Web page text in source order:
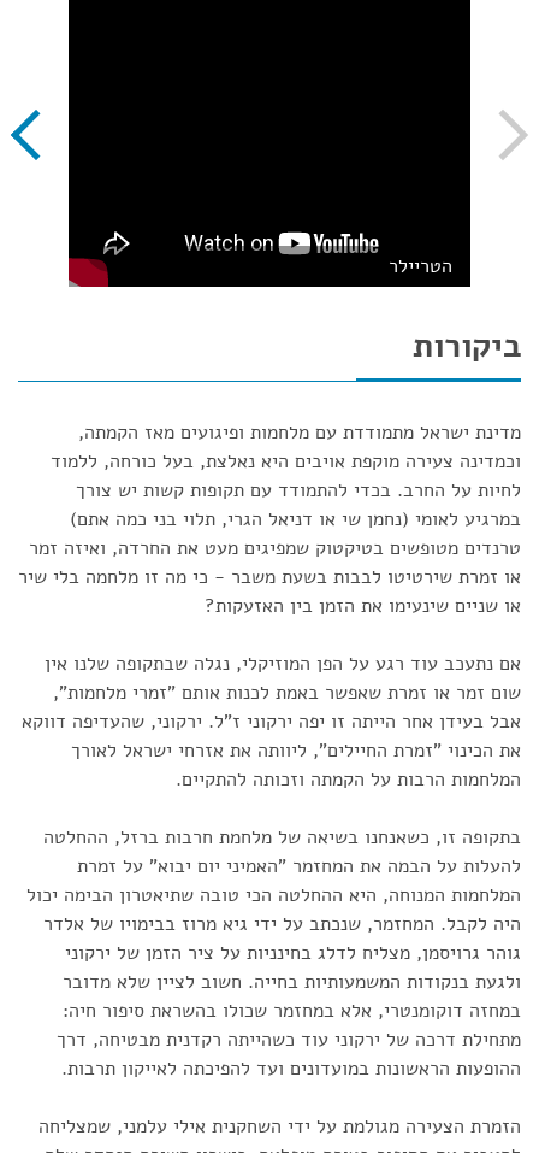
הטריילר
ביקורות
מדינת ישראל מתמודדת עם מלחמות ופיגועים מאז הקמתה,
וכמדינה צעירה מוקפת אויבים היא נאלצת, בעל כורחה, ללמוד
לחיות על החרב. בכדי להתמודד עם תקופות קשות יש צורך
במרגיע לאומי (נחמן שי או דניאל הגרי, תלוי בני כמה אתם)
טרנדים מטופשים בטיקטוק שמפיגים מעט את החרדה, ואיזה זמר
או זמרת שירטיטו לבבות בשעת משבר - כי מה זו מלחמה בלי שיר
או שניים שינעימו את הזמן בין האזעקות?
אם נתעכב עוד רגע על הפן המוזיקלי, נגלה שבתקופה שלנו אין
שום זמר או זמרת שאפשר באמת לכנות אותם "זמרי מלחמות",
אבל בעידן אחר הייתה זו יפה ירקוני ז"ל. ירקוני, שהעדיפה דווקא
את הכינוי "זמרת החיילים", ליוותה את אזרחי ישראל לאורך
המלחמות הרבות על הקמתה וזכותה להתקיים.
בתקופה זו, כשאנחנו בשיאה של מלחמת חרבות ברזל, ההחלטה
להעלות על הבמה את המחזמר "האמיני יום יבוא" על זמרת
המלחמות המנוחה, היא ההחלטה הכי טובה שתיאטרון הבימה יכול
היה לקבל. המחזמר, שנכתב על ידי גיא מרוז בבימויו של אלדר
גוהר גרויסמן, מצליח לדלג בחינניות על ציר הזמן של ירקוני
ולגעת בנקודות המשמעותיות בחייה. חשוב לציין שלא מדובר
במחזה דוקומנטרי, אלא במחזמר שכולו בהשראת סיפור חיה:
מתחילת דרכה של ירקוני עוד כשהייתה רקדנית מבטיחה, דרך
ההופעות הראשונות במועדונים ועד להפיכתה לאייקון תרבות.
הזמרת הצעירה מגולמת על ידי השחקנית אילי עלמני, שמצליחה